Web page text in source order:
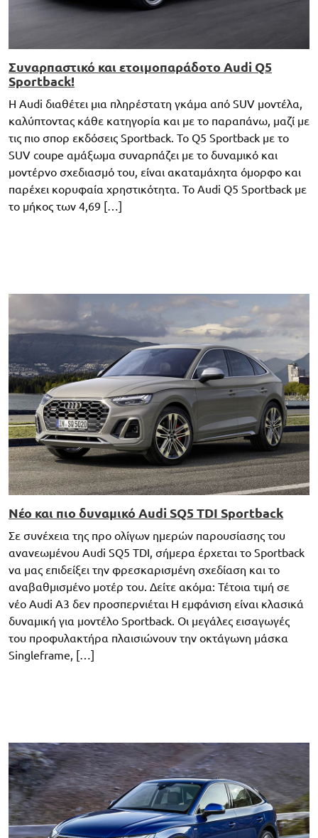
Συναρπαστικό και ετοιμοπαράδοτο Audi Q5
Sportback!
Η Audi διαθέτει μια πληρέστατη γκάμα από SUV μοντέλα,
καλύπτοντας κάθε κατηγορία και με το παραπάνω, μαζί με
τις πιο σπορ εκδόσεις Sportback. Το Q5 Sportback με το
SUV coupe αμάξωμα συναρπάζει με το δυναμικό και
μοντέρνο σχεδιασμό του, είναι ακαταμάχητα όμορφο και
παρέχει κορυφαία χρηστικότητα. Το Audi Q5 Sportback με
το μήκος των 4,69 […]
Νέο και πιο δυναμικό Audi SQ5 TDI Sportback
Σε συνέχεια της προ ολίγων ημερών παρουσίασης του
ανανεωμένου Audi SQ5 TDI, σήμερα έρχεται το Sportback
να μας επιδείξει την φρεσκαρισμένη σχεδίαση και το
αναβαθμισμένο μοτέρ του. Δείτε ακόμα: Τέτοια τιμή σε
νέο Audi A3 δεν προσπερνιέται Η εμφάνιση είναι κλασικά
δυναμική για μοντέλο Sportback. Οι μεγάλες εισαγωγές
του προφυλακτήρα πλαισιώνουν την οκτάγωνη μάσκα
Singleframe, […]